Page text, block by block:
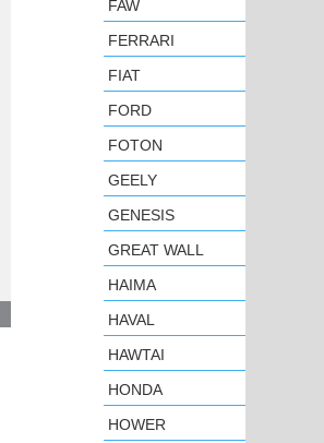
FAW
FERRARI
FIAT
FORD
FOTON
GEELY
GENESIS
GREAT WALL
HAIMA
HAVAL
HAWTAI
HONDA
HOWER